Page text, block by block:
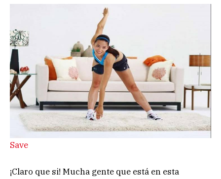
Save
¡Claro que si! Mucha gente que está en esta